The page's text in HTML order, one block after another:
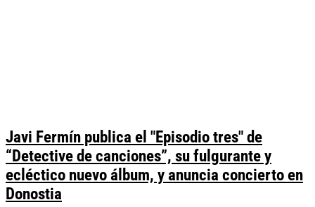
Javi Fermín publica el "Episodio tres" de
“Detective de canciones”, su fulgurante y
ecléctico nuevo álbum, y anuncia concierto en
Donostia